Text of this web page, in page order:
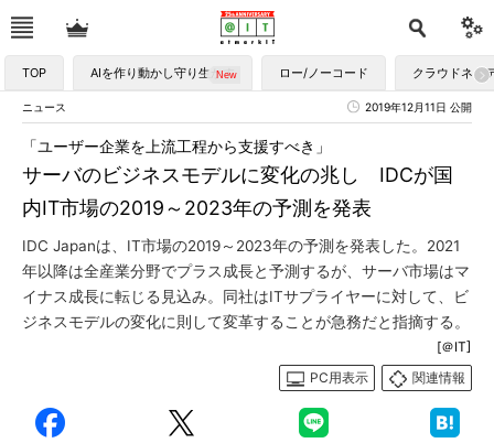
TOP AIを作り動かし守り生かす ロー/ノーコード クラウドネイ
ニュース 2019年12月11日 公開
サーバのビジネスモデルに変化の兆し IDCが国
内IT市場の2019～2023年の予測を発表
「ユーザー企業を上流工程から支援すべき」
IDC Japanは、IT市場の2019～2023年の予測を発表した。2021
年以降は全産業分野でプラス成長と予測するが、サーバ市場はマ
イナス成長に転じる見込み。同社はITサプライヤーに対して、ビ
ジネスモデルの変化に則して変革することが急務だと指摘する。
[＠IT]
PC用表示
関連情報